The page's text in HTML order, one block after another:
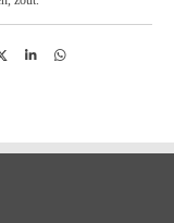
D
S
D